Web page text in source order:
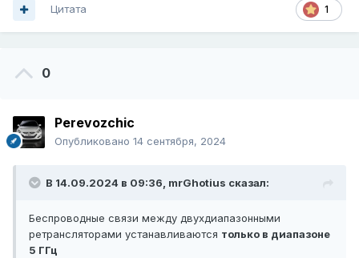
1
Цитата
0
Perevozchic
Опубликовано 14 сентября, 2024
В 14.09.2024 в 09:36, mrGhotius сказал:
Беспроводные связи между двухдиапазонными
ретрансляторами устанавливаются только в диапазоне
5 ГГц